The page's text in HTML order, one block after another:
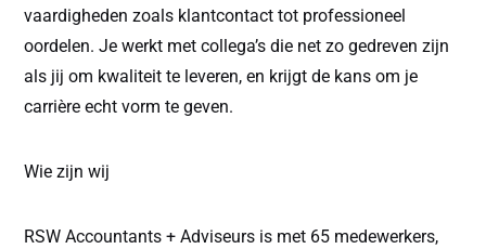
vaardigheden zoals klantcontact tot professioneel
oordelen. Je werkt met collega’s die net zo gedreven zijn
als jij om kwaliteit te leveren, en krijgt de kans om je
carrière echt vorm te geven.
Wie zijn wij
RSW Accountants + Adviseurs is met 65 medewerkers,